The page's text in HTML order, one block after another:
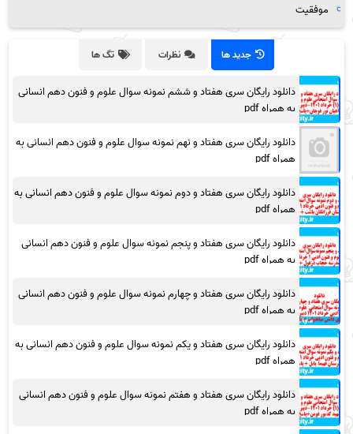
موفقیت
جدید ها نظرات تگ ها
دانلود رایگان سری هفتاد و ششم نمونه سوال علوم و فنون دهم انسانی
به همراه pdf
دانلود رایگان سری هفتاد و نهم نمونه سوال علوم و فنون دهم انسانی به
همراه pdf
دانلود رایگان سری هفتاد و دوم نمونه سوال علوم و فنون دهم انسانی به
همراه pdf
دانلود رایگان سری هفتاد و پنجم نمونه سوال علوم و فنون دهم انسانی
به همراه pdf
دانلود رایگان سری هفتاد و چهارم نمونه سوال علوم و فنون دهم انسانی
به همراه pdf
دانلود رایگان سری هفتاد و یکم نمونه سوال علوم و فنون دهم انسانی به
همراه pdf
دانلود رایگان سری هفتاد و هفتم نمونه سوال علوم و فنون دهم انسانی
به همراه pdf